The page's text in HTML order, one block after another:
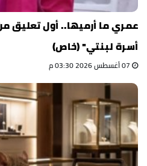
عمري ما أرميها.. أول تعليق
أسرة لبنتي" (خاص)